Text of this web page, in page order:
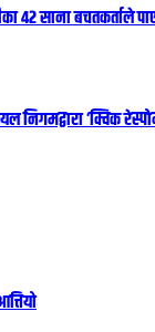
४२ साना बचतकर्ताले
‘क्विक